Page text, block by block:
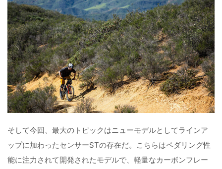
そして今回、最大のトピックはニューモデルとしてラインア
ップに加わったセンサーSTの存在だ。こちらはペダリング性
能に注力されて開発されたモデルで、軽量なカーボンフレー